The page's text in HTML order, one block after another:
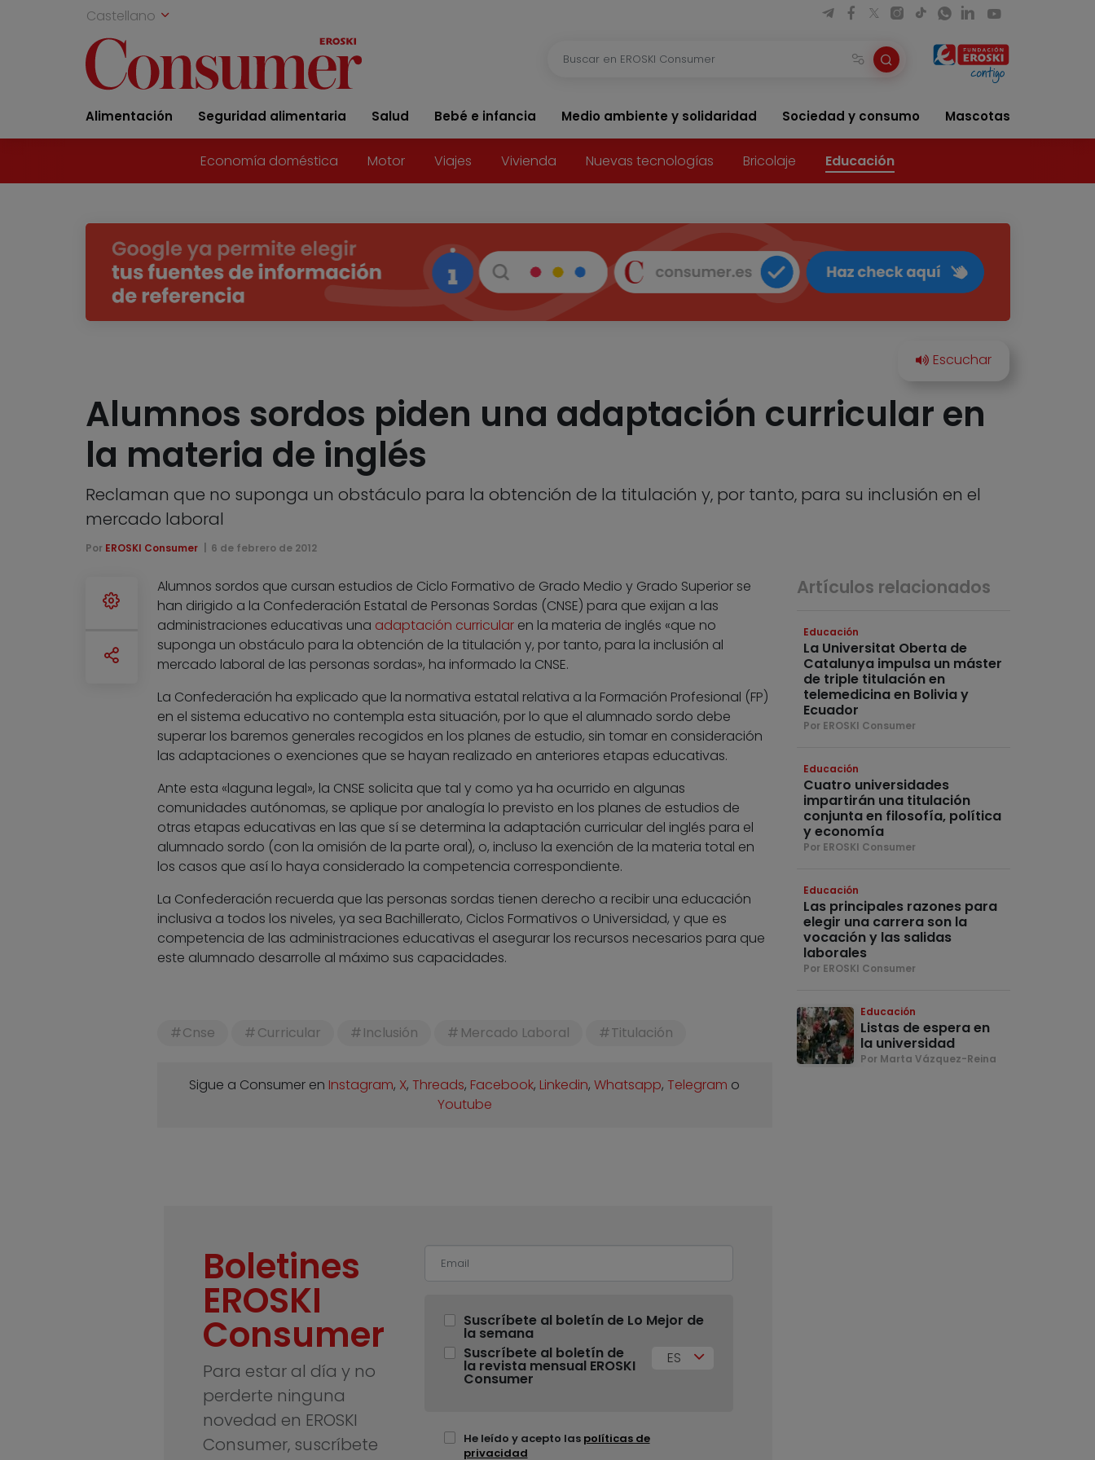
Castellano
Alimentación Seguridad alimentaria Salud Bebé e infancia Medio ambiente y solidaridad Sociedad y consumo Mascotas
Economía doméstica Motor Viajes Vivienda Nuevas tecnologías Bricolaje Educación
Alumnos sordos piden una adaptación curricular en
la materia de inglés
Reclaman que no suponga un obstáculo para la obtención de la titulación y, por tanto, para su inclusión en el
mercado laboral
Por EROSKI Consumer 6 de febrero de 2012
Alumnos sordos que cursan estudios de Ciclo Formativo de Grado Medio y Grado Superior se
han dirigido a la Confederación Estatal de Personas Sordas (CNSE) para que exijan a las
administraciones educativas una adaptación curricularen la materia de inglés «que no
suponga un obstáculo para la obtención de la titulación y, por tanto, para la inclusión al
mercado laboral de las personas sordas», ha informado la CNSE.
La Confederación ha explicado que la normativa estatal relativa a la Formación Profesional (FP)
en el sistema educativo no contempla esta situación, por lo que el alumnado sordo debe
superar los baremos generales recogidos en los planes de estudio, sin tomar en consideración
las adaptaciones o exenciones que se hayan realizado en anteriores etapas educativas.
Ante esta «laguna legal», la CNSE solicita que tal y como ya ha ocurrido en algunas
comunidades autónomas, se aplique por analogía lo previsto en los planes de estudios de
otras etapas educativas en las que sí se determina la adaptación curricular del inglés para el
alumnado sordo (con la omisión de la parte oral), o, incluso la exención de la materia total en
los casos que así lo haya considerado la competencia correspondiente.
La Confederación recuerda que las personas sordas tienen derecho a recibir una educación
inclusiva a todos los niveles, ya sea Bachillerato, Ciclos Formativos o Universidad, y que es
competencia de las administraciones educativas el asegurar los recursos necesarios para que
este alumnado desarrolle al máximo sus capacidades.
Cnse Curricular Inclusión Mercado Laboral Titulación
Sigue a Consumer en Instagram, X,Threads, Facebook, Linkedin,Whatsapp,Telegram o
Youtube
Boletines
EROSKI
Consumer
Para estar al día y no
perderte ninguna
novedad en EROSKI
Consumer, suscríbete
Suscríbete al boletín de Lo Mejor de
la semana
Suscríbete al boletín de
la revista mensual EROSKI
Consumer
ES
He leído y acepto las políticas de
privacidad
Artículos relacionados
Educación
La Universitat Oberta de
Catalunya impulsa un máster
de triple titulación en
telemedicina en Bolivia y
Ecuador
Por EROSKI Consumer
Educación
Cuatro universidades
impartirán una titulación
conjunta en filosofía, política
y economía
Por EROSKI Consumer
Educación
Las principales razones para
elegir una carrera son la
vocación y las salidas
laborales
Por EROSKI Consumer
Educación
Listas de espera en
la universidad
Por Marta Vázquez-Reina